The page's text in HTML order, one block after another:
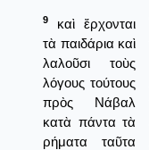
9
καὶ ἔρχονται
τὰ παιδάρια καὶ
λαλοῦσι τοὺς
λόγους τούτους
πρὸς Νάβαλ
κατὰ πάντα τὰ
ρήματα ταῦτα